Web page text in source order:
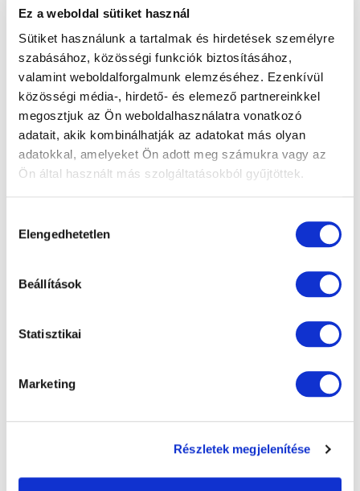
Ez a weboldal sütiket használ
Sütiket használunk a tartalmak és hirdetések személyre
szabásához, közösségi funkciók biztosításához,
valamint weboldalforgalmunk elemzéséhez. Ezenkívül
közösségi média-, hirdető- és elemező partnereinkkel
megosztjuk az Ön weboldalhasználatra vonatkozó
adatait, akik kombinálhatják az adatokat más olyan
adatokkal, amelyeket Ön adott meg számukra vagy az
Ön által használt más szolgáltatásokból gyűjtöttek.
kiválasztása
Elengedhetetlen
Beállítások
Statisztikai
Marketing
Részletek megjelenítése
Egészségpénztár
Önsegélyező pénztár
Generali Egészség- és
Önsegélyező pénztár
Izys Önkéntes Kölcsönös
Önsegélyező Pénztár
Gondoskodás
Egészségpénztár
Prémium Egészségpénztár
9 dolog, amiért a
páciensek minket
választanak